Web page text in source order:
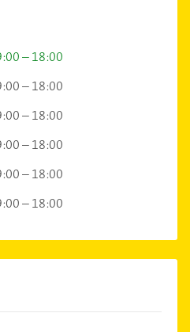
– 18:00
– 18:00
– 18:00
– 18:00
– 18:00
– 18:00